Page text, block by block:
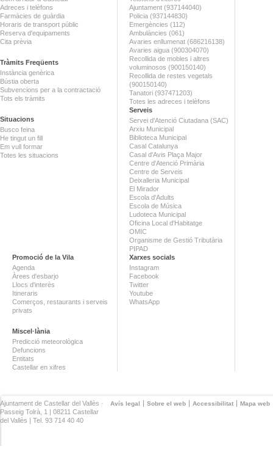
Adreces i telèfons
Farmàcies de guàrdia
Horaris de transport públic
Reserva d'equipaments
Cita prèvia
Tràmits Freqüents
Instància genèrica
Bústia oberta
Subvencions per a la contractació
Tots els tràmits
Situacions
Busco feina
He tingut un fill
Em vull formar
Totes les situacions
Ajuntament (937144040)
Policia (937144830)
Emergències (112)
Ambulàncies (061)
Avaries enllumenat (686216138)
Avaries aigua (900304070)
Recollida de mobles i altres
voluminosos (900150140)
Recollida de restes vegetals
(900150140)
Tanatori (937471203)
Totes les adreces i telèfons
Serveis
Servei d'Atenció Ciutadana (SAC)
Arxiu Municipal
Biblioteca Municipal
Casal Catalunya
Casal d'Avis Plaça Major
Centre d'Atenció Primària
Centre de Serveis
Deixalleria Municipal
El Mirador
Escola d'Adults
Escola de Música
Ludoteca Municipal
Oficina Local d'Habitatge
OMIC
Organisme de Gestió Tributària
PIPAD
Promoció de la Vila
Agenda
Àrees d'esbarjo
Llocs d'interès
Itineraris
Comerços, restaurants i serveis
privats
Miscel·lània
Predicció meteorològica
Defuncions
Entitats
Castellar en xifres
Xarxes socials
Instagram
Facebook
Twitter
Youtube
WhatsApp
Avís legal Sobre el web Accessibilitat Mapa web
Ajuntament de Castellar del Vallès ·
Passeig Tolrà, 1 | 08211 Castellar
del Vallès | Tel. 93 714 40 40